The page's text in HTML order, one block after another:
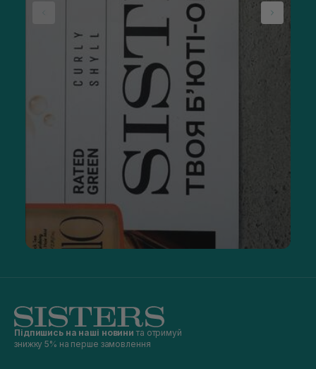
Підпишись на наші новини та отримуй
знижку 5% на перше замовлення